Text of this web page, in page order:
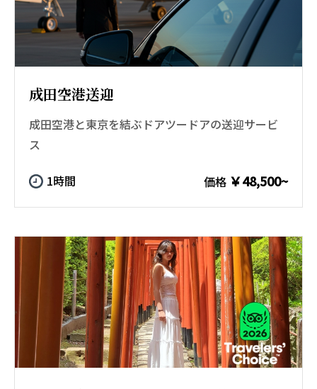
成田空港送迎
成田空港と東京を結ぶドアツードアの送迎サービ
ス
1時間 価格 ￥48,500~